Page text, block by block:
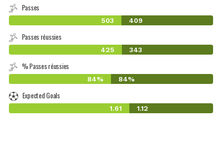
Passes
503 409
Passes réussies
425 343
% Passes réussies
84% 84%
Expected Goals
1.61 1.12